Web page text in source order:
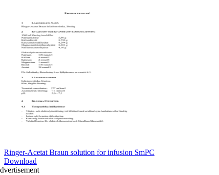
Ringer-Acetat Braun solution for infusion SmPC
Download